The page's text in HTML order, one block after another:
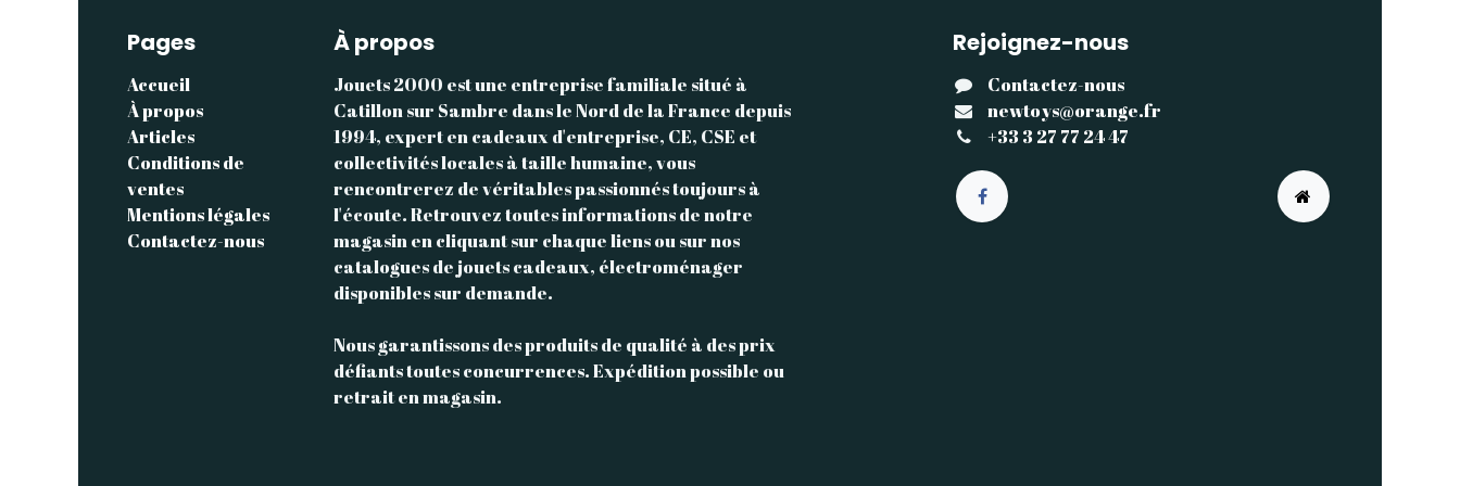
Pages
Accueil
À propos
Articles
Conditions de
ventes
Mentions légales
Contactez-nous
À propos
Jouets 2000 est une entreprise familiale situé à
Catillon sur Sambre dans le Nord de la France depuis
1994, expert en cadeaux d'entreprise, CE, CSE et
collectivités locales à taille humaine, vous
rencontrerez de véritables passionnés toujours à
l'écoute. Retrouvez toutes informations de notre
magasin en cliquant sur chaque liens ou sur nos
catalogues de jouets cadeaux, électroménager
disponibles sur demande.
Nous garantissons des produits de qualité à des prix
défiants toutes concurrences. Expédition possible ou
retrait en magasin.
Rejoignez-nous
Contactez-nous
newtoys@orange.fr
+33 3 27 77 24 47